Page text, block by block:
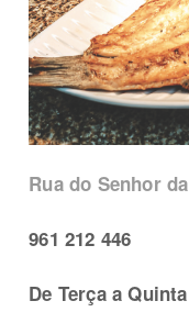
Rua do Senhor
961 212 446
De Terça a